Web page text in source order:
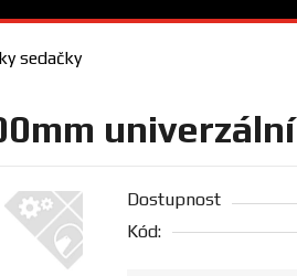
sedačky
univerzální
Dostupnost
Kód: